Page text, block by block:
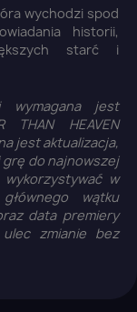
wychodzi spod
historii,
starć i
jest
THAN HEAVEN
jest aktualizacja,
do najnowszej
w
wątku
data premiery
zmianie bez